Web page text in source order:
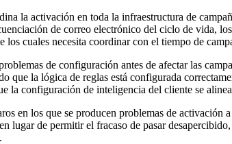
la activación en toda la infraestructura de
de correo electrónico del ciclo de vida,
cuales necesita coordinar con el tiempo de
de configuración antes de afectar las
la lógica de reglas está configurada
la configuración de inteligencia del cliente se
en los que se producen problemas de
lugar de permitir el fracaso de pasar